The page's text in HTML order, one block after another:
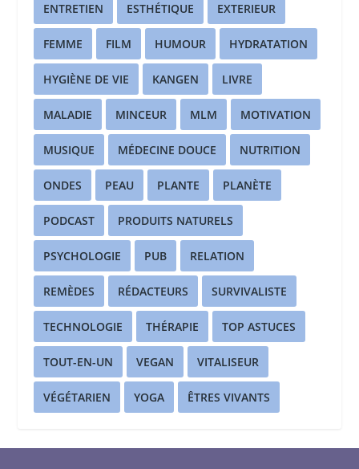
ENTRETIEN ESTHÉTIQUE EXTERIEUR
FEMME FILM HUMOUR HYDRATATION
HYGIÈNE DE VIE KANGEN LIVRE
MALADIE MINCEUR MLM MOTIVATION
MUSIQUE MÉDECINE DOUCE NUTRITION
ONDES PEAU PLANTE PLANÈTE
PODCAST PRODUITS NATURELS
PSYCHOLOGIE PUB RELATION
REMÈDES RÉDACTEURS SURVIVALISTE
TECHNOLOGIE THÉRAPIE TOP ASTUCES
TOUT-EN-UN VEGAN VITALISEUR
VÉGÉTARIEN YOGA ÊTRES VIVANTS